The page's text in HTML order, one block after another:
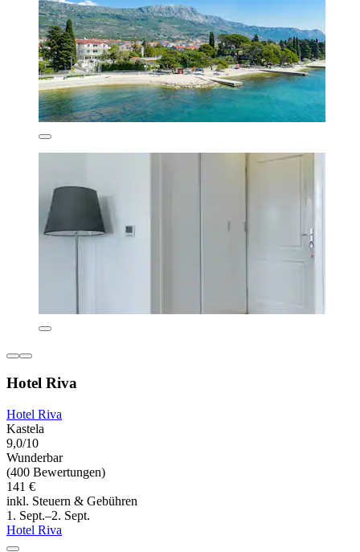
Hotel Riva
Hotel Riva
Kastela
9,0/10
Wunderbar
(400 Bewertungen)
141 €
inkl. Steuern & Gebühren
1. Sept.–2. Sept.
Hotel Riva